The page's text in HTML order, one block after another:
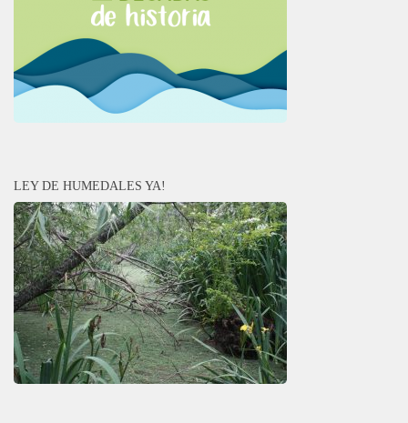
LEY DE HUMEDALES YA!